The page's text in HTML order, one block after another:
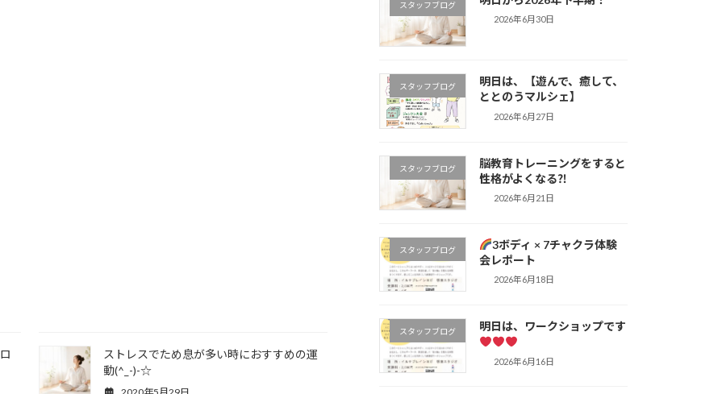
ストレスでため息が多い時におすすめの運
動(^_-)-☆
スタッフブログ
2026年6月30日
スタッフブログ
明日は、【遊んで、癒して、
ととのうマルシェ】
2026年6月27日
スタッフブログ
脳教育トレーニングをすると
性格がよくなる⁈
2026年6月21日
スタッフブログ
3ボディ × 7チャクラ体験
会レポート
2026年6月18日
スタッフブログ 明日は、ワークショップです
2026年6月16日